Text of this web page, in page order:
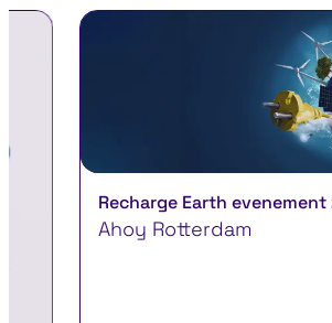
Recharge Earth evenement
Ahoy Rotterdam